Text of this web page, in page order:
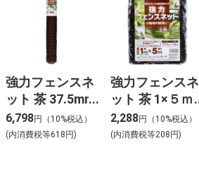
強力フェンスネ
ット 茶 37.5mm
目 1×２０ｍ
6,798円（10%税込）
(内消費税等618円)
強力フェンスネ
ット 茶 1×５ｍ
37.5mm目
2,288円（10%税込）
(内消費税等208円)